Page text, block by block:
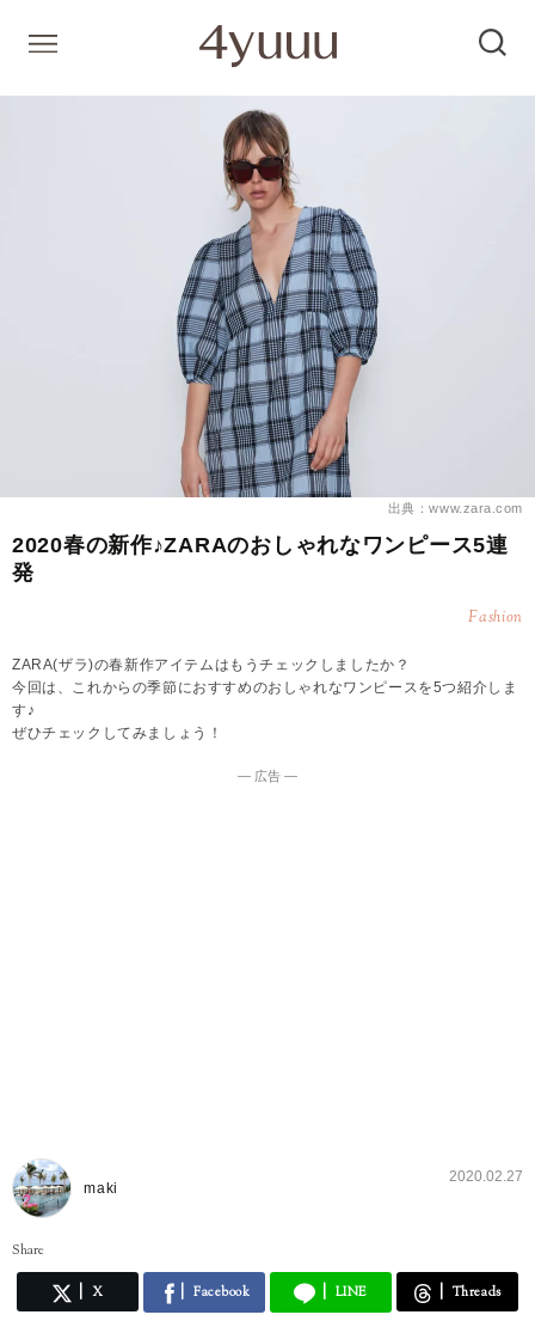
出典：www.zara.com
2020春の新作♪ZARAのおしゃれなワンピース5連
発
Fashion
ZARA(ザラ)の春新作アイテムはもうチェックしましたか？
今回は、これからの季節におすすめのおしゃれなワンピースを5つ紹介しま
す♪
ぜひチェックしてみましょう！
― 広告 ―
maki
2020.02.27
Share
X Facebook LINE Threads